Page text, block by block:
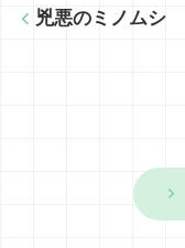
兇悪のミノムシ